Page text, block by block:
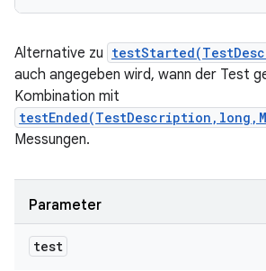
Alternative zu
auch angegeben wird, wann der Test
Kombination mit
Messungen.
Parameter
test